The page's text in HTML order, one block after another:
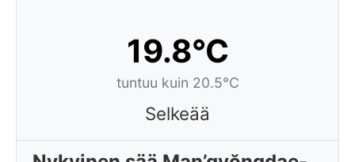
19.8°C
tuntuu kuin 20.5°C
Selkeää